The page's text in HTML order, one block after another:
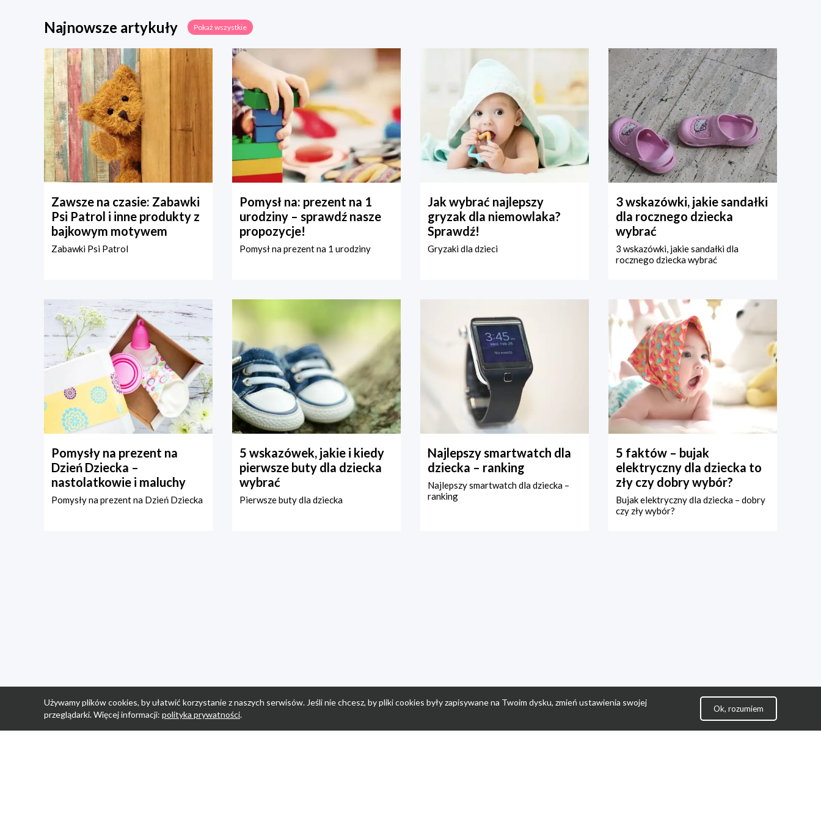
Najnowsze artykuły Pokaż wszystkie
Zawsze na czasie: Zabawki
Psi Patrol i inne produkty z
bajkowym motywem
Zabawki Psi Patrol
Pomysł na: prezent na 1
urodziny – sprawdź nasze
propozycje!
Pomysł na prezent na 1 urodziny
Jak wybrać najlepszy
gryzak dla niemowlaka?
Sprawdź!
Gryzaki dla dzieci
3 wskazówki, jakie sandałki
dla rocznego dziecka
wybrać
3 wskazówki, jakie sandałki dla
rocznego dziecka wybrać
Pomysły na prezent na
Dzień Dziecka –
nastolatkowie i maluchy
Pomysły na prezent na Dzień Dziecka
5 wskazówek, jakie i kiedy
pierwsze buty dla dziecka
wybrać
Pierwsze buty dla dziecka
Najlepszy smartwatch dla
dziecka – ranking
Najlepszy smartwatch dla dziecka –
ranking
5 faktów – bujak
elektryczny dla dziecka to
zły czy dobry wybór?
Bujak elektryczny dla dziecka – dobry
czy zły wybór?
Używamy plików cookies, by ułatwić korzystanie z naszych serwisów. Jeśli nie chcesz, by pliki cookies były zapisywane na Twoim dysku, zmień ustawienia swojej
przeglądarki. Więcej informacji: polityka prywatności.
Ok, rozumiem